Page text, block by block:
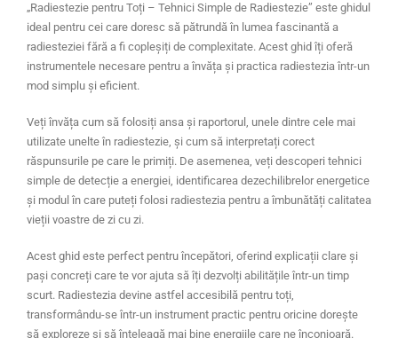
„Radiestezie pentru Toți – Tehnici Simple de Radiestezie” este ghidul
ideal pentru cei care doresc să pătrundă în lumea fascinantă a
radiesteziei fără a fi copleșiți de complexitate. Acest ghid îți oferă
instrumentele necesare pentru a învăța și practica radiestezia într-un
mod simplu și eficient.
Veți învăța cum să folosiți ansa și raportorul, unele dintre cele mai
utilizate unelte în radiestezie, și cum să interpretați corect
răspunsurile pe care le primiți. De asemenea, veți descoperi tehnici
simple de detecție a energiei, identificarea dezechilibrelor energetice
și modul în care puteți folosi radiestezia pentru a îmbunătăți calitatea
vieții voastre de zi cu zi.
Acest ghid este perfect pentru începători, oferind explicații clare și
pași concreți care te vor ajuta să îți dezvolți abilitățile într-un timp
scurt. Radiestezia devine astfel accesibilă pentru toți,
transformându-se într-un instrument practic pentru oricine dorește
să exploreze și să înțeleagă mai bine energiile care ne înconjoară.